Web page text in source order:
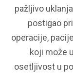
pažljivo
postigao
operacije,
koji može
osetljivost u